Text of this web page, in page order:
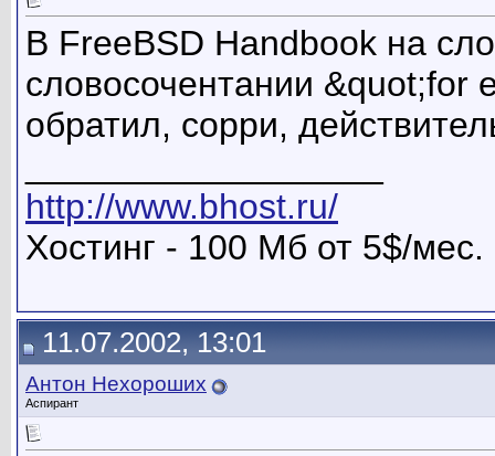
В FreeBSD Handbook на
словосочентании &quot;for
обратил, сорри,
http://www.bhost.ru/
Хостинг - 100 Мб от 5$/мес.
11.07.2002, 13:01
Антон Нехороших
Аспирант